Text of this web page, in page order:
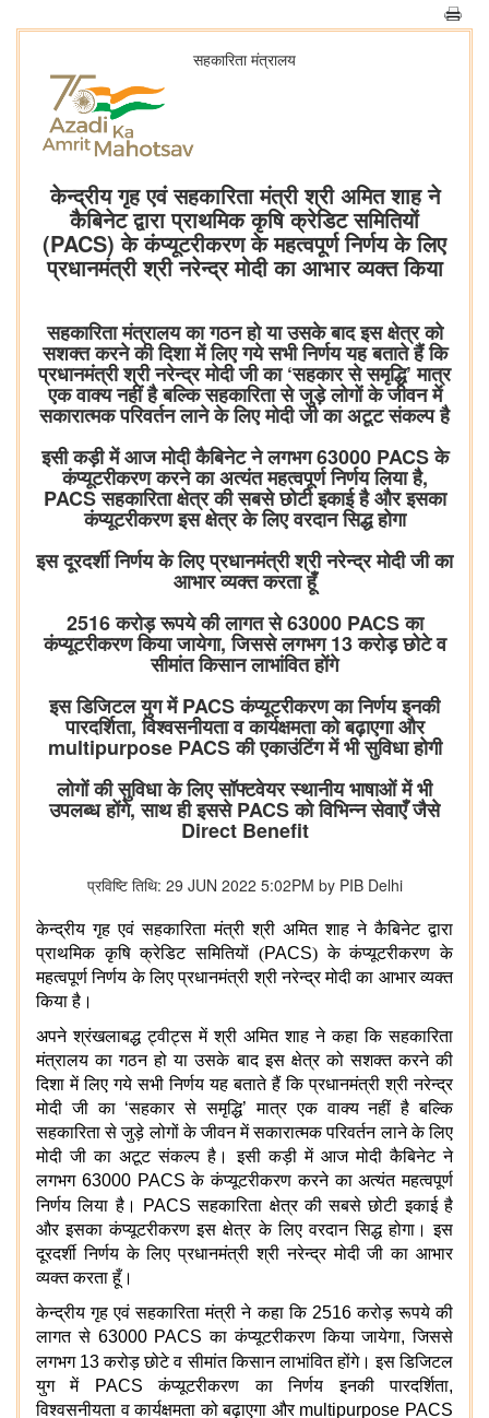
सहकारिता मंत्रालय
केन्द्रीय गृह एवं सहकारिता मंत्री श्री अमित शाह ने
कैबिनेट द्वारा प्राथमिक कृषि क्रेडिट समितियों
(PACS) के कंप्‍यूटरीकरण के महत्वपूर्ण निर्णय के लिए
प्रधानमंत्री श्री नरेन्द्र मोदी का आभार व्यक्त किया
सहकारिता मंत्रालय का गठन हो या उसके बाद इस क्षेत्र को
सशक्त करने की दिशा में लिए गये सभी निर्णय यह बताते हैं कि
प्रधानमंत्री श्री नरेन्द्र मोदी जी का ‘सहकार से समृद्धि’ मात्र
एक वाक्य नहीं है बल्कि सहकारिता से जुड़े लोगों के जीवन में
सकारात्मक परिवर्तन लाने के लिए मोदी जी का अटूट संकल्प है
इसी कड़ी में आज मोदी कैबिनेट ने लगभग 63000 PACS के
कंप्‍यूटरीकरण करने का अत्यंत महत्वपूर्ण निर्णय लिया है,
PACS सहकारिता क्षेत्र की सबसे छोटी इकाई है और इसका
कंप्‍यूटरीकरण इस क्षेत्र के लिए वरदान सिद्ध होगा
इस दूरदर्शी निर्णय के लिए प्रधानमंत्री श्री नरेन्द्र मोदी जी का
आभार व्यक्त करता हूँ
2516 करोड़ रूपये की लागत से 63000 PACS का
कंप्‍यूटरीकरण किया जायेगा, जिससे लगभग 13 करोड़ छोटे व
सीमांत किसान लाभांवित होंगे
इस डिजिटल युग में PACS कंप्‍यूटरीकरण का निर्णय इनकी
पारदर्शिता, विश्वसनीयता व कार्यक्षमता को बढ़ाएगा और
multipurpose PACS की एकाउंटिंग में भी सुविधा होगी
लोगों की सुविधा के लिए सॉफ्टवेयर स्थानीय भाषाओं में भी
उपलब्ध होंगे, साथ ही इससे PACS को विभिन्न सेवाएँ जैसे
Direct Benefit
प्रविष्टि तिथि: 29 JUN 2022 5:02PM by PIB Delhi
केन्द्रीय गृह एवं सहकारिता मंत्री श्री अमित शाह ने कैबिनेट द्वारा
प्राथमिक कृषि क्रेडिट समितियों (PACS) के कंप्‍यूटरीकरण के
महत्वपूर्ण निर्णय के लिए प्रधानमंत्री श्री नरेन्द्र मोदी का आभार व्यक्त
किया है।
अपने श्रंखलाबद्ध ट्वीट्स में श्री अमित शाह ने कहा कि सहकारिता
मंत्रालय का गठन हो या उसके बाद इस क्षेत्र को सशक्त करने की
दिशा में लिए गये सभी निर्णय यह बताते हैं कि प्रधानमंत्री श्री नरेन्द्र
मोदी जी का ‘सहकार से समृद्धि’मात्र एक वाक्य नहीं है बल्कि
सहकारिता से जुड़े लोगों के जीवन में सकारात्मक परिवर्तन लाने के लिए
मोदी जी का अटूट संकल्प है। इसी कड़ी में आज मोदी कैबिनेट ने
लगभग 63000 PACSके कंप्‍यूटरीकरण करने का अत्यंत महत्वपूर्ण
निर्णय लिया है।
PACSसहकारिता क्षेत्र की सबसे छोटी इकाई है
और इसका कंप्‍यूटरीकरण इस क्षेत्र के लिए वरदान सिद्ध होगा। इस
दूरदर्शी निर्णय के लिए प्रधानमंत्री श्री नरेन्द्र मोदी जी का आभार
व्यक्त करता हूँ।
केन्द्रीय गृह एवं सहकारिता मंत्री ने कहा कि 2516करोड़ रूपये की
लागत से 63000 PACSका कंप्‍यूटरीकरण किया जायेगा,जिससे
लगभग 13करोड़ छोटे व सीमांत किसान लाभांवित होंगे। इस डिजिटल
युग में
PACSकंप्‍यूटरीकरण का निर्णय इनकी पारदर्शिता,
विश्वसनीयता व कार्यक्षमता को बढ़ाएगा और multipurpose PACS